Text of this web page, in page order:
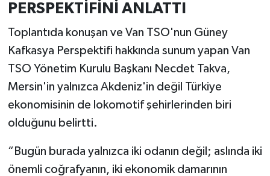
PERSPEKTİFİNİ ANLATTI
Toplantıda konuşan ve Van TSO'nun Güney
Kafkasya Perspektifi hakkında sunum yapan Van
TSO Yönetim Kurulu Başkanı Necdet Takva,
Mersin'in yalnızca Akdeniz'in değil Türkiye
ekonomisinin de lokomotif şehirlerinden biri
olduğunu belirtti.
“Bugün burada yalnızca iki odanın değil; aslında iki
önemli coğrafyanın, iki ekonomik damarının